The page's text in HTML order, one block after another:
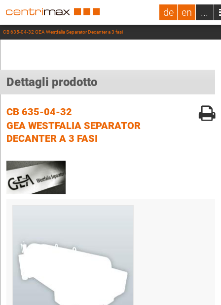
de en ...
CB 635-04-32 GEA Westfalia Separator Decanter a 3 fasi
Dettagli prodotto
CB 635-04-32
GEA WESTFALIA SEPARATOR
DECANTER A 3 FASI